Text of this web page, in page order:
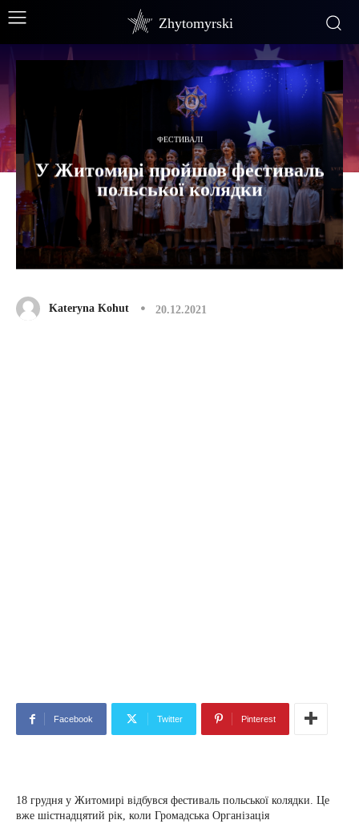
Zhytomyrski
ФЕСТИВАЛІ
У Житомирі пройшов фестиваль
польської колядки
Kateryna Kohut 20.12.2021
Facebook Twitter Pinterest
18 грудня у Житомирі відбувся фестиваль польської колядки. Це
вже шістнадцятий рік, коли Громадська Організація